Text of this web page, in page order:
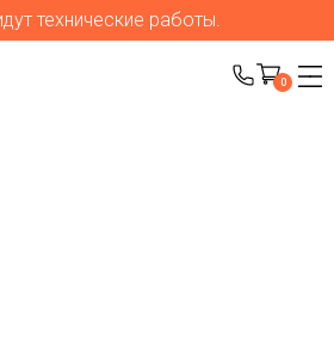
технические работы.
0